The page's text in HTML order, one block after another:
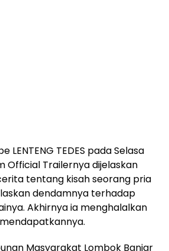
LENTENG TEDES pada Selasa
Official Trailernya dijelaskan
tentang kisah seorang pria
dendamnya terhadap
Akhirnya ia menghalalkan
Masyarakat Lombok Banjar